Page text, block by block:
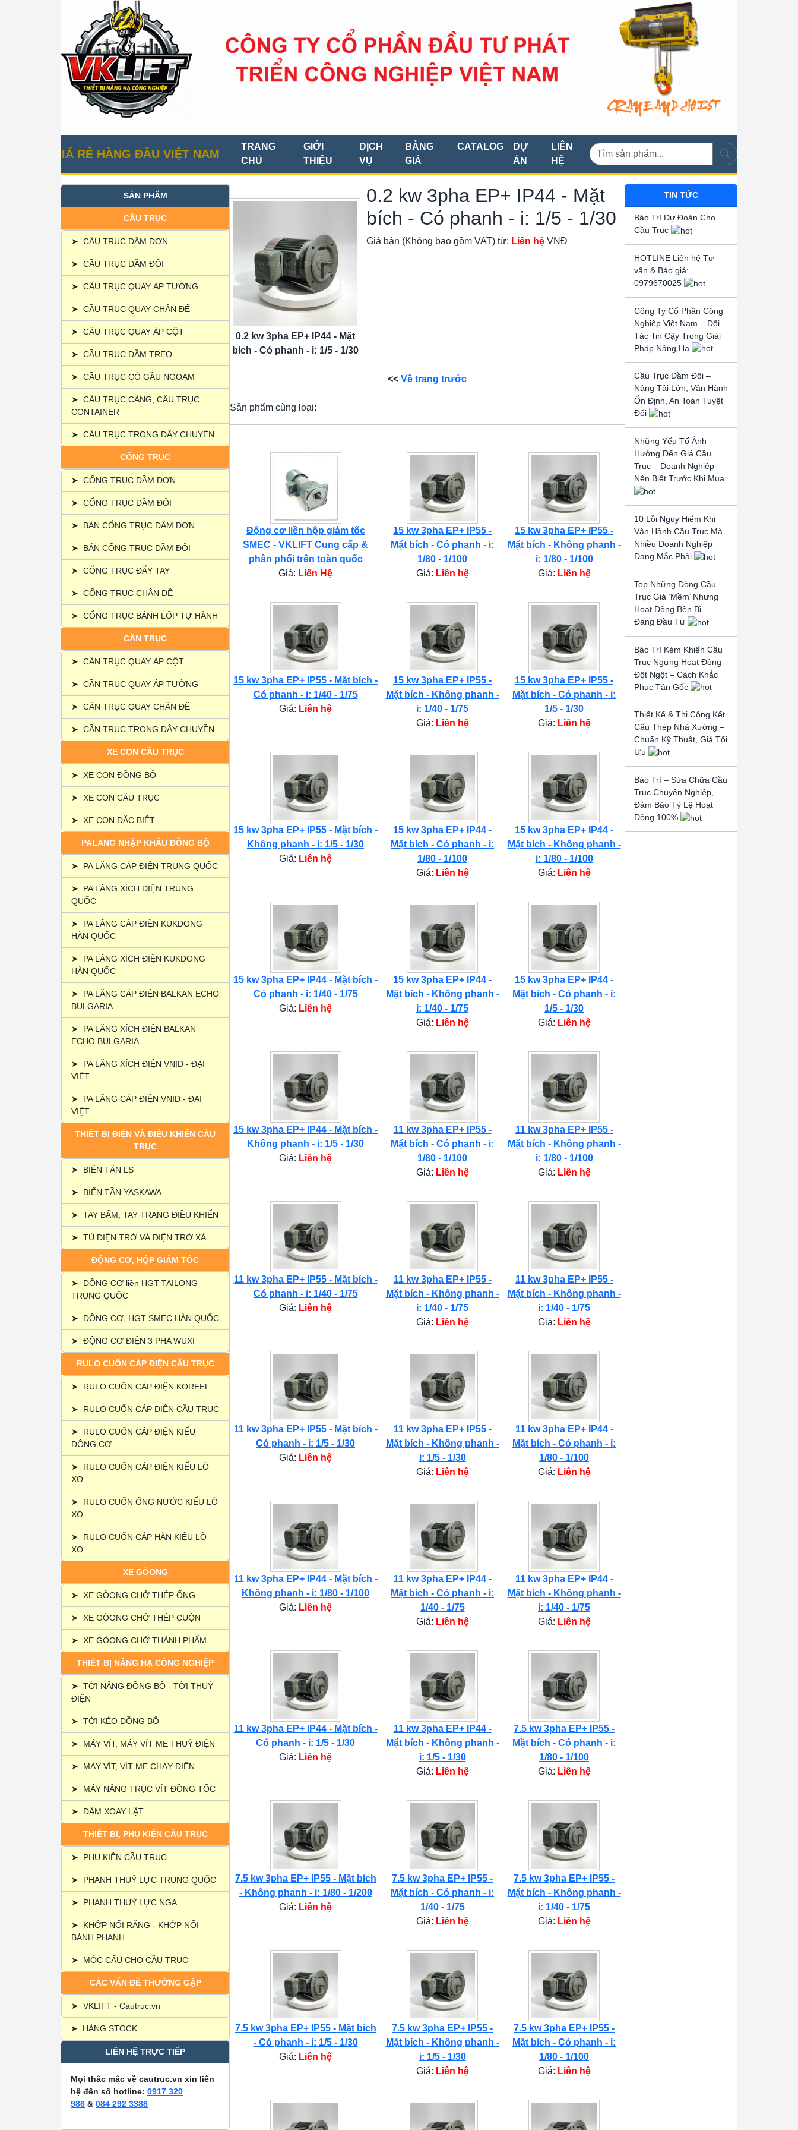
GIÁ RẺ HÀNG ĐẦU VIỆT NAM
TRANG
CHỦ
GIỚI
THIỆU
DỊCH
VỤ
BẢNG
GIÁ
CATALOG
DỰ
ÁN
LIÊN
HỆ
SẢN PHẨM
CẦU TRỤC
➤ CẦU TRỤC DẦM ĐƠN
➤ CẦU TRỤC DẦM ĐÔI
➤ CẦU TRỤC QUAY ÁP TƯỜNG
➤ CẦU TRỤC QUAY CHÂN ĐẾ
➤ CẦU TRỤC QUAY ÁP CỘT
➤ CẦU TRỤC DẦM TREO
➤ CẦU TRỤC CÓ GẦU NGOẠM
➤ CẦU TRỤC CẢNG, CẦU TRỤC
CONTAINER
➤ CẦU TRỤC TRONG DÂY CHUYỀN
CỔNG TRỤC
➤ CỔNG TRỤC DẦM ĐƠN
➤ CỔNG TRỤC DẦM ĐÔI
➤ BÁN CỔNG TRỤC DẦM ĐƠN
➤ BÁN CỔNG TRỤC DẦM ĐÔI
➤ CỔNG TRỤC ĐẨY TAY
➤ CỔNG TRỤC CHÂN DÊ
➤ CỔNG TRỤC BÁNH LỐP TỰ HÀNH
CẦN TRỤC
➤ CẦN TRỤC QUAY ÁP CỘT
➤ CẦN TRỤC QUAY ÁP TƯỜNG
➤ CẦN TRỤC QUAY CHÂN ĐẾ
➤ CẦN TRỤC TRONG DÂY CHUYỀN
XE CON CẦU TRỤC
➤ XE CON ĐỒNG BỘ
➤ XE CON CẦU TRỤC
➤ XE CON ĐẶC BIỆT
PALANG NHẬP KHẨU ĐỒNG BỘ
➤ PA LĂNG CÁP ĐIỆN TRUNG QUỐC
➤
PA LĂNG XÍCH ĐIỆN TRUNG
QUỐC
➤
PA LĂNG CÁP ĐIỆN KUKDONG
HÀN QUỐC
➤
PA LĂNG XÍCH ĐIỆN KUKDONG
HÀN QUỐC
➤
PA LĂNG CÁP ĐIỆN BALKAN ECHO
BULGARIA
➤
PA LĂNG XÍCH ĐIỆN BALKAN
ECHO BULGARIA
➤
PA LĂNG XÍCH ĐIỆN VNID - ĐẠI
VIỆT
➤
PA LĂNG CÁP ĐIỆN VNID - ĐẠI
VIỆT
THIẾT BỊ ĐIỆN VÀ ĐIỀU KHIỂN CẦU
TRỤC
➤ BIẾN TẦN LS
➤ BIẾN TẦN YASKAWA
➤ TAY BẤM, TAY TRANG ĐIỀU KHIỂN
➤ TỦ ĐIỆN TRỞ VÀ ĐIỆN TRỞ XẢ
ĐỘNG CƠ, HỘP GIẢM TỐC
➤ ĐỘNG CƠ liền HGT TAILONG
TRUNG QUỐC
➤ ĐỘNG CƠ, HGT SMEC HÀN QUỐC
➤ ĐỘNG CƠ ĐIỆN 3 PHA WUXI
RULO CUỐN CÁP ĐIỆN CẦU TRỤC
➤ RULO CUỐN CÁP ĐIỆN KOREEL
➤ RULO CUỐN CÁP ĐIỆN CẦU TRỤC
➤
RULO CUỐN CÁP ĐIỆN KIỂU
ĐỘNG CƠ
➤
RULO CUỐN CÁP ĐIỆN KIỂU LÒ
XO
➤
RULO CUỐN ỐNG NƯỚC KIỂU LÒ
XO
➤
RULO CUỐN CÁP HÀN KIỂU LÒ
XO
XE GÒONG
➤ XE GÒONG CHỞ THÉP ỐNG
➤ XE GÒONG CHỞ THÉP CUỘN
➤ XE GÒONG CHỞ THÀNH PHẨM
THIẾT BỊ NÂNG HẠ CÔNG NGHIỆP
➤ TỜI NÂNG ĐỒNG BỘ - TỜI THUỶ
ĐIỆN
➤ TỜI KÉO ĐỒNG BỘ
➤ MÁY VÍT, MÁY VÍT ME THUỶ ĐIỆN
➤ MÁY VÍT, VÍT ME CHẠY ĐIỆN
➤ MÁY NÂNG TRỤC VÍT ĐỒNG TỐC
➤ DẦM XOAY LẬT
THIẾT BỊ, PHỤ KIỆN CẦU TRỤC
➤ PHỤ KIỆN CẦU TRỤC
➤ PHANH THUỶ LỰC TRUNG QUỐC
➤ PHANH THUỶ LỰC NGA
➤
KHỚP NỐI RĂNG - KHỚP NỐI
BÁNH PHANH
➤ MÓC CẨU CHO CẦU TRỤC
CÁC VẤN ĐỀ THƯỜNG GẶP
➤ VKLIFT - Cautruc.vn
➤ HÀNG STOCK
LIÊN HỆ TRỰC TIẾP
Mọi thắc mắc về cautruc.vn xin liên
hệ đến số hotline: 0917 320
986 & 084 292 3388
0.2 kw 3pha EP+ IP44 - Mặt
bích - Có phanh - i: 1/5 - 1/30
0.2 kw 3pha EP+ IP44 - Mặt
bích - Có phanh - i: 1/5 - 1/30
Giá bán (Không bao gồm VAT) từ: Liên hệ VNĐ
<< Về trang trước
Sản phẩm cùng loại:
Động cơ liền hộp giảm tốc
SMEC - VKLIFT Cung cấp &
phân phối trên toàn quốc
Giá: Liên Hệ
15 kw 3pha EP+ IP55 -
Mặt bích - Có phanh - i:
1/80 - 1/100
Giá: Liên hệ
15 kw 3pha EP+ IP55 -
Mặt bích - Không phanh -
i: 1/80 - 1/100
Giá: Liên hệ
15 kw 3pha EP+ IP55 - Mặt bích -
Có phanh - i: 1/40 - 1/75
Giá: Liên hệ
15 kw 3pha EP+ IP55 -
Mặt bích - Không phanh -
i: 1/40 - 1/75
Giá: Liên hệ
15 kw 3pha EP+ IP55 -
Mặt bích - Có phanh - i:
1/5 - 1/30
Giá: Liên hệ
15 kw 3pha EP+ IP55 - Mặt bích -
Không phanh - i: 1/5 - 1/30
Giá: Liên hệ
15 kw 3pha EP+ IP44 -
Mặt bích - Có phanh - i:
1/80 - 1/100
Giá: Liên hệ
15 kw 3pha EP+ IP44 -
Mặt bích - Không phanh -
i: 1/80 - 1/100
Giá: Liên hệ
15 kw 3pha EP+ IP44 - Mặt bích -
Có phanh - i: 1/40 - 1/75
Giá: Liên hệ
15 kw 3pha EP+ IP44 -
Mặt bích - Không phanh -
i: 1/40 - 1/75
Giá: Liên hệ
15 kw 3pha EP+ IP44 -
Mặt bích - Có phanh - i:
1/5 - 1/30
Giá: Liên hệ
15 kw 3pha EP+ IP44 - Mặt bích -
Không phanh - i: 1/5 - 1/30
Giá: Liên hệ
11 kw 3pha EP+ IP55 -
Mặt bích - Có phanh - i:
1/80 - 1/100
Giá: Liên hệ
11 kw 3pha EP+ IP55 -
Mặt bích - Không phanh -
i: 1/80 - 1/100
Giá: Liên hệ
11 kw 3pha EP+ IP55 - Mặt bích -
Có phanh - i: 1/40 - 1/75
Giá: Liên hệ
11 kw 3pha EP+ IP55 -
Mặt bích - Không phanh -
i: 1/40 - 1/75
Giá: Liên hệ
11 kw 3pha EP+ IP55 -
Mặt bích - Không phanh -
i: 1/40 - 1/75
Giá: Liên hệ
11 kw 3pha EP+ IP55 - Mặt bích -
Có phanh - i: 1/5 - 1/30
Giá: Liên hệ
11 kw 3pha EP+ IP55 -
Mặt bích - Không phanh -
i: 1/5 - 1/30
Giá: Liên hệ
11 kw 3pha EP+ IP44 -
Mặt bích - Có phanh - i:
1/80 - 1/100
Giá: Liên hệ
11 kw 3pha EP+ IP44 - Mặt bích -
Không phanh - i: 1/80 - 1/100
Giá: Liên hệ
11 kw 3pha EP+ IP44 -
Mặt bích - Có phanh - i:
1/40 - 1/75
Giá: Liên hệ
11 kw 3pha EP+ IP44 -
Mặt bích - Không phanh -
i: 1/40 - 1/75
Giá: Liên hệ
11 kw 3pha EP+ IP44 - Mặt bích -
Có phanh - i: 1/5 - 1/30
Giá: Liên hệ
11 kw 3pha EP+ IP44 -
Mặt bích - Không phanh -
i: 1/5 - 1/30
Giá: Liên hệ
7.5 kw 3pha EP+ IP55 -
Mặt bích - Có phanh - i:
1/80 - 1/100
Giá: Liên hệ
7.5 kw 3pha EP+ IP55 - Mặt bích
- Không phanh - i: 1/80 - 1/200
Giá: Liên hệ
7.5 kw 3pha EP+ IP55 -
Mặt bích - Có phanh - i:
1/40 - 1/75
Giá: Liên hệ
7.5 kw 3pha EP+ IP55 -
Mặt bích - Không phanh -
i: 1/40 - 1/75
Giá: Liên hệ
7.5 kw 3pha EP+ IP55 - Mặt bích
- Có phanh - i: 1/5 - 1/30
Giá: Liên hệ
7.5 kw 3pha EP+ IP55 -
Mặt bích - Không phanh -
i: 1/5 - 1/30
Giá: Liên hệ
7.5 kw 3pha EP+ IP55 -
Mặt bích - Có phanh - i:
1/80 - 1/100
Giá: Liên hệ
TIN TỨC
Bảo Trì Dự Đoán Cho
Cầu Trục
HOTLINE Liên hệ Tư
vấn & Báo giá:
0979670025
Công Ty Cổ Phần Công
Nghiệp Việt Nam – Đối
Tác Tin Cậy Trong Giải
Pháp Nâng Hạ
Cầu Trục Dầm Đôi –
Nâng Tải Lớn, Vận Hành
Ổn Định, An Toàn Tuyệt
Đối
Những Yếu Tố Ảnh
Hưởng Đến Giá Cầu
Trục – Doanh Nghiệp
Nên Biết Trước Khi Mua
10 Lỗi Nguy Hiểm Khi
Vận Hành Cầu Trục Mà
Nhiều Doanh Nghiệp
Đang Mắc Phải
Top Những Dòng Cầu
Trục Giá ‘Mềm’ Nhưng
Hoạt Động Bền Bỉ –
Đáng Đầu Tư
Bảo Trì Kém Khiến Cầu
Trục Ngưng Hoạt Động
Đột Ngột – Cách Khắc
Phục Tận Gốc
Thiết Kế & Thi Công Kết
Cấu Thép Nhà Xưởng –
Chuẩn Kỹ Thuật, Giá Tối
Ưu
Bảo Trì – Sửa Chữa Cầu
Trục Chuyên Nghiệp,
Đảm Bảo Tỷ Lệ Hoạt
Động 100%